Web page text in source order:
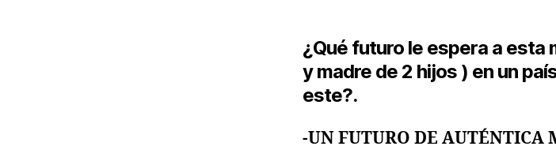
¿Qué futuro le espera a esta
y madre de 2 hijos ) en un
este?.
-UN FUTURO DE AUTÉNTICA